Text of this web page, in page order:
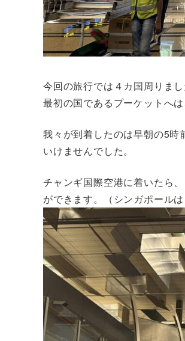
今回の旅行では４カ国周りまし
最初の国であるプーケットへ
我々が到着したのは早朝の5時
いけませんでした。
チャンギ国際空港に着いたら
ができます。（シンガポール